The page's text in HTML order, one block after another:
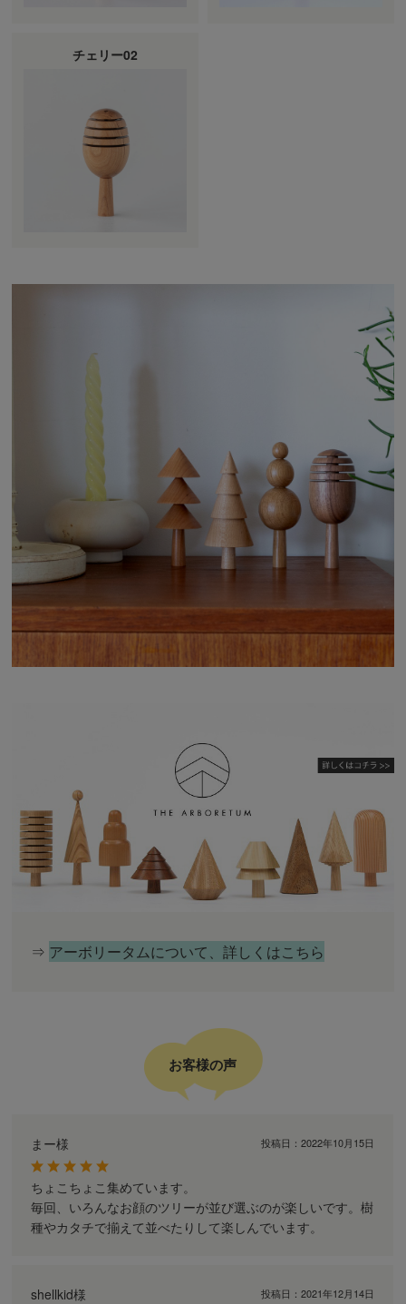
チェリー02
⇒ アーボリータムについて、詳しくはこちら
お客様の声
まー様 投稿日：2022年10月15日
ちょこちょこ集めています。
毎回、いろんなお顔のツリーが並び選ぶのが楽しいです。樹
種やカタチで揃えて並べたりして楽しんでいます。
shellkid様 投稿日：2021年12月14日